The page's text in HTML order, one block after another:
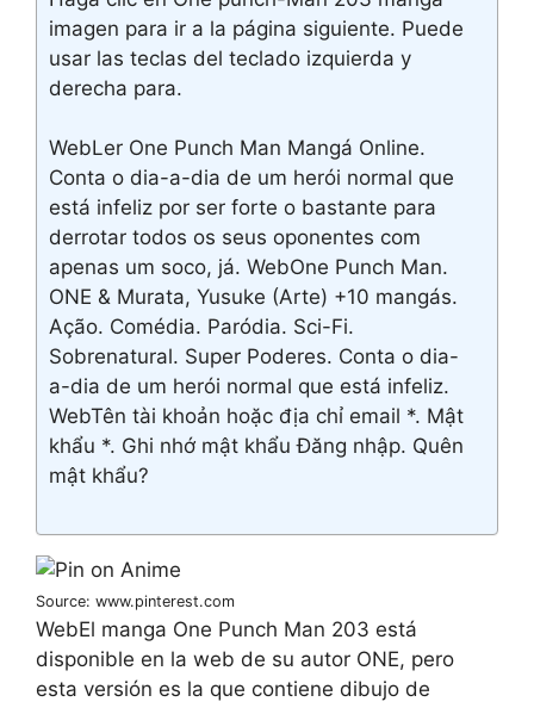
imagen para ir a la página siguiente. Puede
usar las teclas del teclado izquierda y
derecha para.
WebLer One Punch Man Mangá Online.
Conta o dia-a-dia de um herói normal que
está infeliz por ser forte o bastante para
derrotar todos os seus oponentes com
apenas um soco, já. WebOne Punch Man.
ONE & Murata, Yusuke (Arte) +10 mangás.
Ação. Comédia. Paródia. Sci-Fi.
Sobrenatural. Super Poderes. Conta o dia-
a-dia de um herói normal que está infeliz.
WebTên tài khoản hoặc địa chỉ email *. Mật
khẩu *. Ghi nhớ mật khẩu Đăng nhập. Quên
mật khẩu?
Source: www.pinterest.com
WebEl manga One Punch Man 203 está
disponible en la web de su autor ONE, pero
esta versión es la que contiene dibujo de